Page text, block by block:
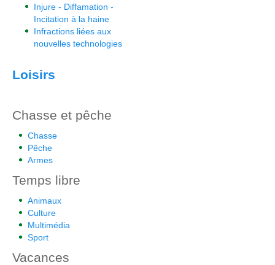
Injure - Diffamation -
Incitation à la haine
Infractions liées aux
nouvelles technologies
Loisirs
Chasse et pêche
Chasse
Pêche
Armes
Temps libre
Animaux
Culture
Multimédia
Sport
Vacances